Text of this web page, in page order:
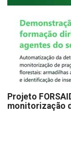
Projeto
monitorização